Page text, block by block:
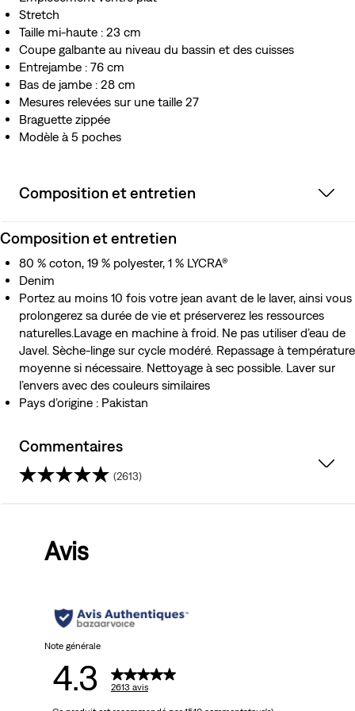
Stretch
Taille mi-haute : 23 cm
Coupe galbante au niveau du bassin et des cuisses
Entrejambe : 76 cm
Bas de jambe : 28 cm
Mesures relevées sur une taille 27
Braguette zippée
Modèle à 5 poches
Composition et entretien
Composition et entretien
80 % coton, 19 % polyester, 1 % LYCRA®
Denim
Portez au moins 10 fois votre jean avant de le laver, ainsi vous
prolongerez sa durée de vie et préserverez les ressources
naturelles.Lavage en machine à froid. Ne pas utiliser d’eau de
Javel. Sèche-linge sur cycle modéré. Repassage à température
moyenne si nécessaire. Nettoyage à sec possible. Laver sur
l’envers avec des couleurs similaires
Pays d’origine : Pakistan
Commentaires
(2613)
avis
Avis
Note générale
4.3 2613 avis